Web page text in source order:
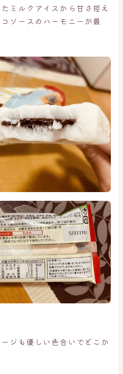
ミルクアイスから甘さ控え
ソースのハーモニーが最
ジも優しい色合いでどこか